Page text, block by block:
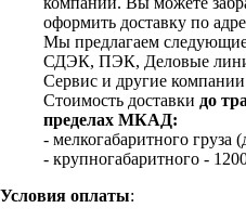
оформить доставку по
Мы предлагаем
СДЭК, ПЭК, Деловые
Сервис и другие
Стоимость доставки до
пределах МКАД:
- мелкогабаритного груза
- крупногабаритного -
Условия оплаты: